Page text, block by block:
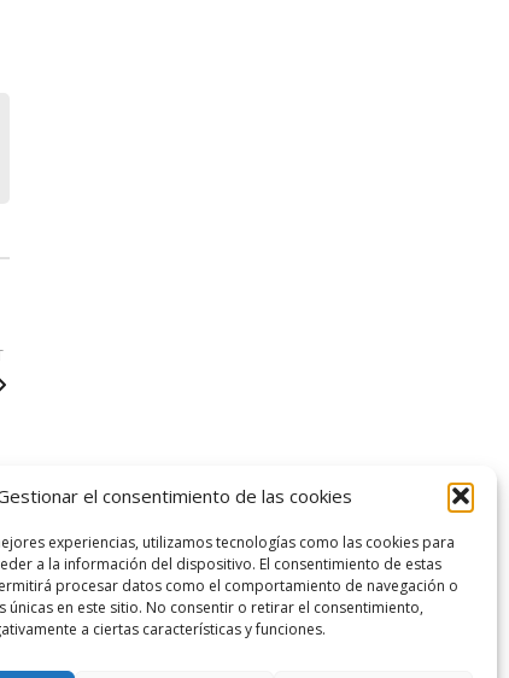
el consentimiento de las cookies
experiencias, utilizamos tecnologías como las cookies para
a la información del dispositivo. El consentimiento de estas
procesar datos como el comportamiento de navegación o
únicas en este sitio. No consentir o retirar el consentimiento,
a ciertas características y funciones.
logo SID